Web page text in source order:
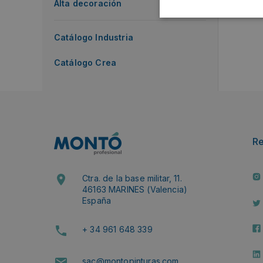
Alta decoración
Catálogo Industria
Catálogo Crea
Ctra. de la base militar, 11.
46163 MARINES (Valencia)
España
+ 34 961 648 339
sac@montopinturas.com